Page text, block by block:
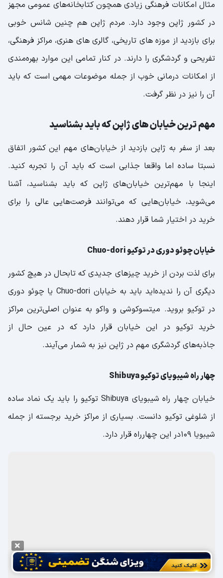
مثال امکانات فرهنگی زیادی همچون کتابخانه‌های عمومی مجهز
در کشور ژاپن وجود دارد. مردم ژاپن هم چنین شانس خوبی
برای بازدید از موزه های تاریخی، گالری های هنری، مراکز فرهنگی،
تفریحی و گردشگری را دارند. در کنار تمامی این موارد بهره‌مندی
از امکانات درمانی خوب از جمله موضوعات مهمی است که باید
آن را نیز در نظر گرفت.
مهم ترین خیابان های ژاپن که باید بشناسید
بعد از سفر به ژاپن بازدید از خیابان‌های مهم این کشور اتفاق
نسبتا ساده اما واقعا جذابی است که باید آن را تجربه کنید.
اینجا با مهم‌ترین خیابان‌های ژاپن که باید بشناسید، آشنا
می‌شوید، خیابان‌هایی که می‌توانند فرصت‌هایی عالی را برای
خرید در اختیار شما قرار دهند.
خیابان چوئو دوری در توکیو Chuo-dori
برای لذت بردن از خرید چیزهای جدیدی که تابحال در هیچ کشور
دیگری آن را ندیده‌اید باید به خیابان Chuo-dori یا چوئو دوری
در توکیو بروید. میتسوکوشی و واکو به عنوان اصلی‌ترین مراکز
خرید توکیو در این خیابان قرار دارد که در عین حال از
جاذبه‌های گردشگری مهم در ژاپن نیز به شمار می‌آیند.
چهار راه شیبویای توکیو Shibuya
خیابان چهار راه شیبویای Shibuya توکیو را باید یک نماد ساده
از شلوغی توکیو دانست. بسیاری از مراکز خرید برجسته از جمله
شیبویا ۱۰۹در این چهارراه قرار دارد.